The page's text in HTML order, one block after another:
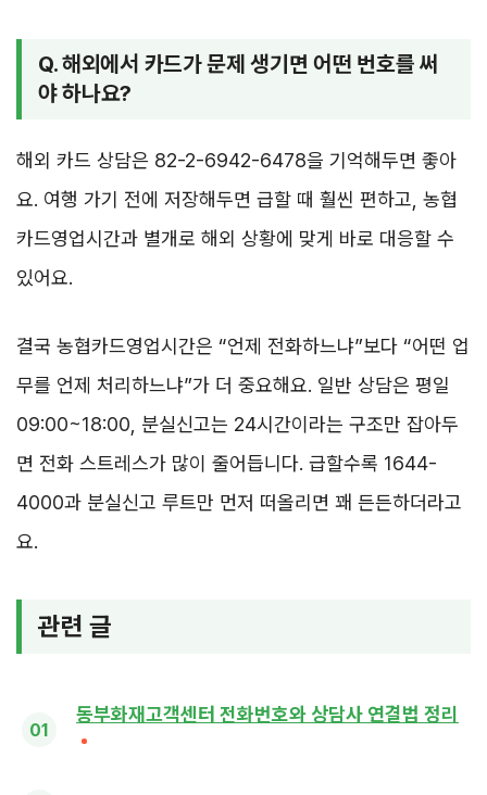
Q. 해외에서 카드가 문제 생기면 어떤 번호를 써
야 하나요?
해외 카드 상담은 82-2-6942-6478을 기억해두면 좋아
요. 여행 가기 전에 저장해두면 급할 때 훨씬 편하고, 농협
카드영업시간과 별개로 해외 상황에 맞게 바로 대응할 수
있어요.
결국 농협카드영업시간은 “언제 전화하느냐”보다 “어떤 업
무를 언제 처리하느냐”가 더 중요해요. 일반 상담은 평일
09:00~18:00, 분실신고는 24시간이라는 구조만 잡아두
면 전화 스트레스가 많이 줄어듭니다. 급할수록 1644-
4000과 분실신고 루트만 먼저 떠올리면 꽤 든든하더라고
요.
관련 글
동부화재고객센터 전화번호와 상담사 연결법 정리